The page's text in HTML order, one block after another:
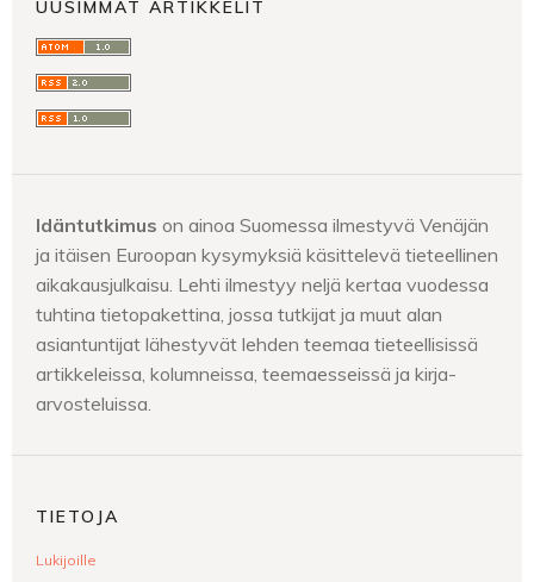
UUSIMMAT ARTIKKELIT
Idäntutkimus on ainoa Suomessa ilmestyvä Venäjän
ja itäisen Euroopan kysymyksiä käsittelevä tieteellinen
aikakausjulkaisu. Lehti ilmestyy neljä kertaa vuodessa
tuhtina tietopakettina, jossa tutkijat ja muut alan
asiantuntijat lähestyvät lehden teemaa tieteellisissä
artikkeleissa, kolumneissa, teemaesseissä ja kirja-
arvosteluissa.
TIETOJA
Lukijoille